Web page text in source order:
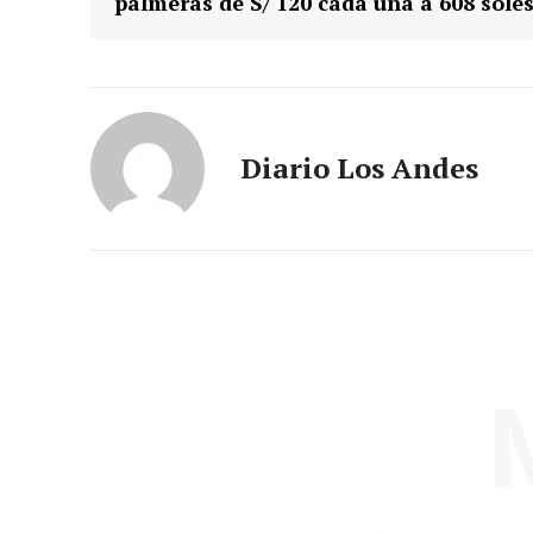
Diario Los Andes